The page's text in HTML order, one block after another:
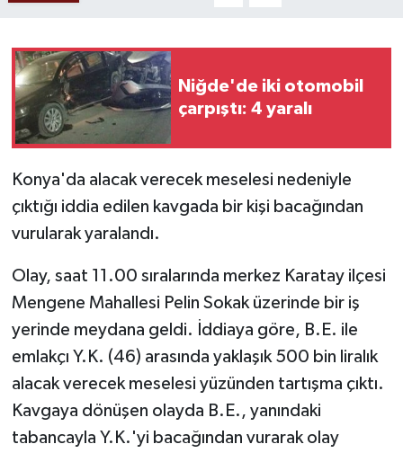
Niğde'de iki otomobil
çarpıştı: 4 yaralı
Konya'da alacak verecek meselesi nedeniyle
çıktığı iddia edilen kavgada bir kişi bacağından
vurularak yaralandı.
Olay, saat 11.00 sıralarında merkez Karatay ilçesi
Mengene Mahallesi Pelin Sokak üzerinde bir iş
yerinde meydana geldi. İddiaya göre, B.E. ile
emlakçı Y.K. (46) arasında yaklaşık 500 bin liralık
alacak verecek meselesi yüzünden tartışma çıktı.
Kavgaya dönüşen olayda B.E., yanındaki
tabancayla Y.K.'yi bacağından vurarak olay